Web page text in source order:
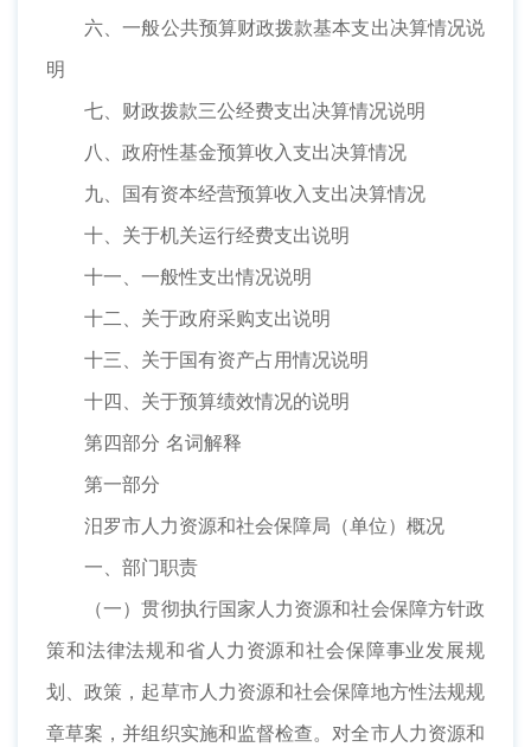
六、一般公共预算财政拨款基本支出决算情况说
明
七、财政拨款三公经费支出决算情况说明
八、政府性基金预算收入支出决算情况
九、国有资本经营预算收入支出决算情况
十、关于机关运行经费支出说明
十一、一般性支出情况说明
十二、关于政府采购支出说明
十三、关于国有资产占用情况说明
十四、关于预算绩效情况的说明
第四部分 名词解释
第一部分
汨罗市人力资源和社会保障局（单位）概况
一、部门职责
（一）贯彻执行国家人力资源和社会保障方针政
策和法律法规和省人力资源和社会保障事业发展规
划、政策，起草市人力资源和社会保障地方性法规规
章草案，并组织实施和监督检查。对全市人力资源和